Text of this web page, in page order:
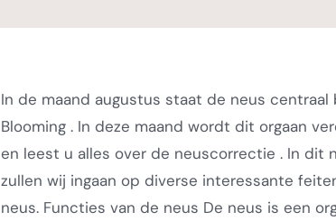
In de maand augustus staat de neus centraal
Blooming . In deze maand wordt dit orgaan
en leest u alles over de neuscorrectie . In dit
zullen wij ingaan op diverse interessante
neus. Functies van de neus De neus is een